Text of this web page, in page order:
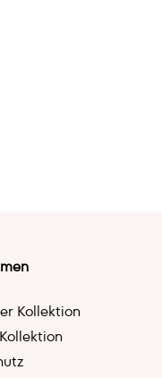
Kollektion